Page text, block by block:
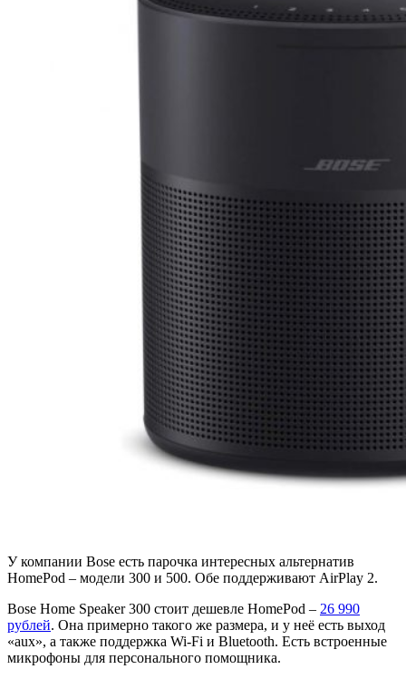
У компании Bose есть парочка интересных альтернатив
HomePod – модели 300 и 500. Обе поддерживают AirPlay 2.
Bose Home Speaker 300 стоит дешевле HomePod – 26 990
рублей. Она примерно такого же размера, и у неё есть выход
«aux», а также поддержка Wi-Fi и Bluetooth. Есть встроенные
микрофоны для персонального помощника.